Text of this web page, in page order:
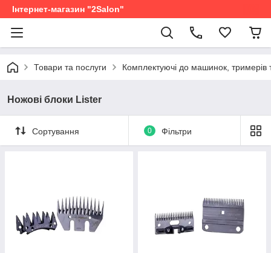
Інтернет-магазин "2Salon"
Товари та послуги Комплектуючі до машинок, тримерів
Ножові блоки Lister
Сортування 0 Фільтри